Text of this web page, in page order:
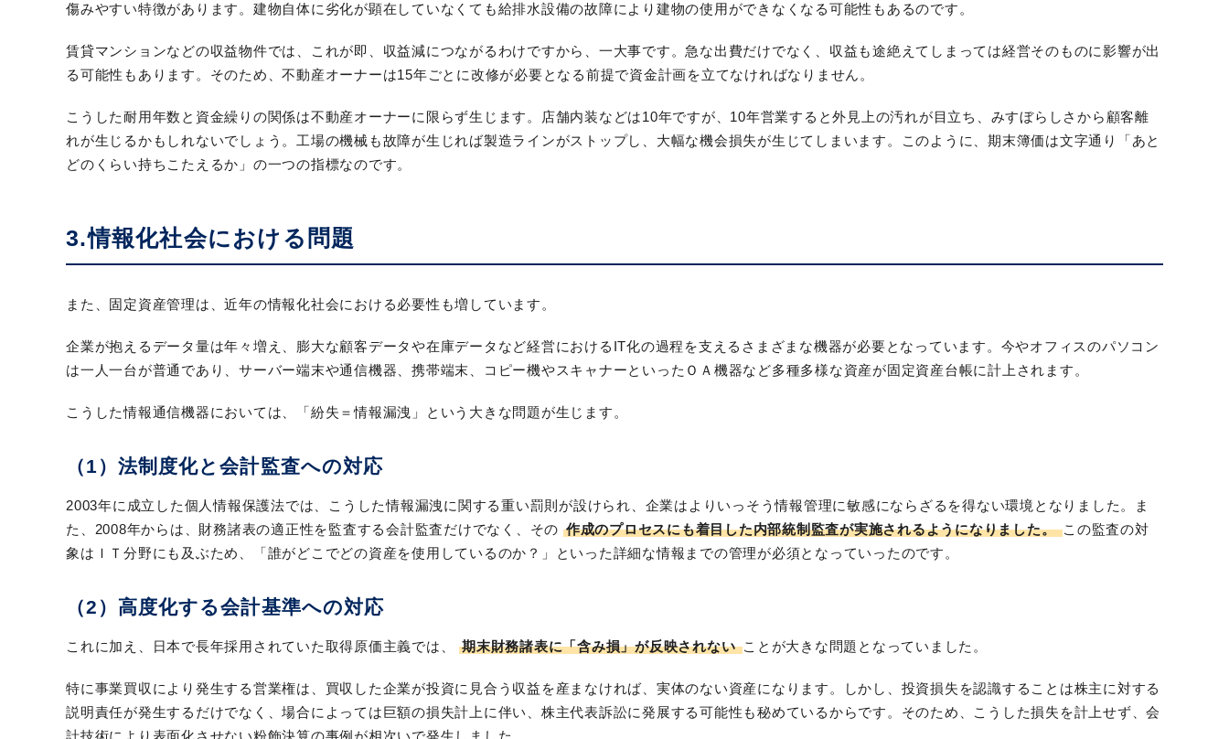
傷みやすい特徴があります。建物自体に劣化が顕在していなくても給排水設備の故障により建物の使用ができなくなる可能性もあるのです。
賃貸マンションなどの収益物件では、これが即、収益減につながるわけですから、一大事です。急な出費だけでなく、収益も途絶えてしまっては経営そのものに影響が出
る可能性もあります。そのため、不動産オーナーは15年ごとに改修が必要となる前提で資金計画を立てなければなりません。
こうした耐用年数と資金繰りの関係は不動産オーナーに限らず生じます。店舗内装などは10年ですが、10年営業すると外見上の汚れが目立ち、みすぼらしさから顧客離
れが生じるかもしれないでしょう。工場の機械も故障が生じれば製造ラインがストップし、大幅な機会損失が生じてしまいます。このように、期末簿価は文字通り「あと
どのくらい持ちこたえるか」の一つの指標なのです。
3.情報化社会における問題
また、固定資産管理は、近年の情報化社会における必要性も増しています。
企業が抱えるデータ量は年々増え、膨大な顧客データや在庫データなど経営におけるIT化の過程を支えるさまざまな機器が必要となっています。今やオフィスのパソコン
は一人一台が普通であり、サーバー端末や通信機器、携帯端末、コピー機やスキャナーといったＯＡ機器など多種多様な資産が固定資産台帳に計上されます。
こうした情報通信機器においては、「紛失＝情報漏洩」という大きな問題が生じます。
（1）法制度化と会計監査への対応
2003年に成立した個人情報保護法では、こうした情報漏洩に関する重い罰則が設けられ、企業はよりいっそう情報管理に敏感にならざるを得ない環境となりました。ま
た、2008年からは、財務諸表の適正性を監査する会計監査だけでなく、その 作成のプロセスにも着目した内部統制監査が実施されるようになりました。 この監査の対
象はＩＴ分野にも及ぶため、「誰がどこでどの資産を使用しているのか？」といった詳細な情報までの管理が必須となっていったのです。
（2）高度化する会計基準への対応
これに加え、日本で長年採用されていた取得原価主義では、 期末財務諸表に「含み損」が反映されない ことが大きな問題となっていました。
特に事業買収により発生する営業権は、買収した企業が投資に見合う収益を産まなければ、実体のない資産になります。しかし、投資損失を認識することは株主に対する
説明責任が発生するだけでなく、場合によっては巨額の損失計上に伴い、株主代表訴訟に発展する可能性も秘めているからです。そのため、こうした損失を計上せず、会
計技術により表面化させない粉飾決算の事例が相次いで発生しました。